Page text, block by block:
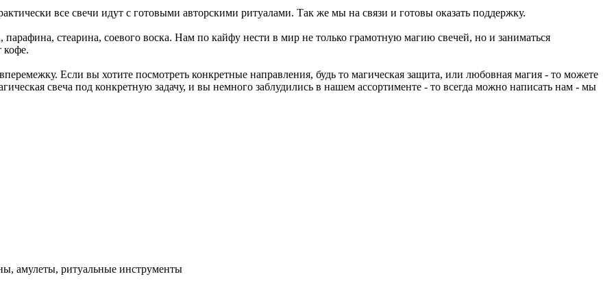
все свечи идут с готовыми авторскими ритуалами. Так же мы на связи и готовы оказать поддержку.
стеарина, соевого воска. Нам по кайфу нести в мир не только грамотную магию свечей, но и заниматься
кофе.
Если вы хотите посмотреть конкретные направления, будь то магическая защита, или любовная магия - то можете
свеча под конкретную задачу, и вы немного заблудились в нашем ассортименте - то всегда можно написать нам - мы
амулеты, ритуальные инструменты